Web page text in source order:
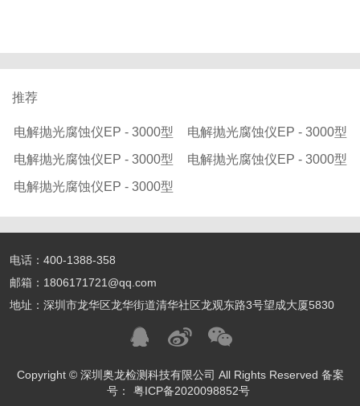
推荐
电解抛光腐蚀仪EP - 3000型
电解抛光腐蚀仪EP - 3000型
电解抛光腐蚀仪EP - 3000型
电解抛光腐蚀仪EP - 3000型
电解抛光腐蚀仪EP - 3000型
电话：400-1388-358
邮箱：1806171721@qq.com
地址：深圳市龙华区龙华街道清华社区龙观东路3号望成大厦5830
Copyright © 深圳奥龙检测科技有限公司 All Rights Reserved 备案
号：
粤ICP备2020098852号